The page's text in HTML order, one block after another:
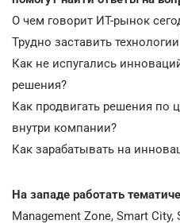
О чем говорит ИТ-рынок
Трудно заставить
Как не испугались
решения?
Как продвигать решения по
внутри компании?
Как зарабатывать на
На западе работать
Management Zone, Smart